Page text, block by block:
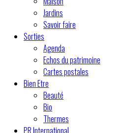
Jardins
Savoir faire
Sorties
Agenda
Echos du patrimoine
Cartes postales
Bien Etre
Beauté
Bio
Thermes
PR International